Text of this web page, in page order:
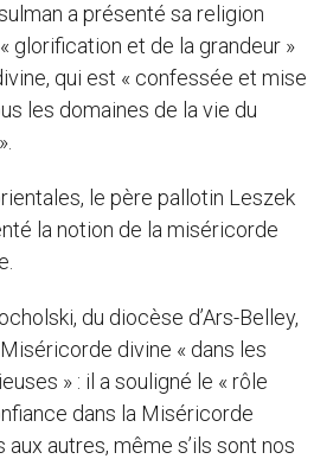
a présenté sa religion
glorification et de la grandeur »
qui est « confessée et mise
les domaines de la vie du
le père pallotin Leszek
la notion de la miséricorde
du diocèse d’Ars-Belley,
divine « dans les
» : il a souligné le « rôle
dans la Miséricorde
aux autres, même s’ils sont nos